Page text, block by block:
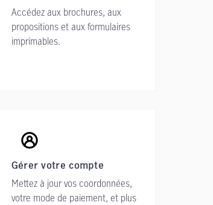
Accédez aux brochures, aux
propositions et aux formulaires
imprimables.
Gérer votre compte
Mettez à jour vos coordonnées,
votre mode de paiement, et plus